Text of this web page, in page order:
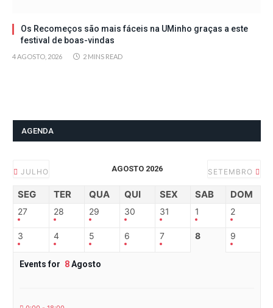
Os Recomeços são mais fáceis na UMinho graças a este
festival de boas-vindas
4 AGOSTO, 2026 2 MINS READ
AGENDA
JULHO AGOSTO 2026 SETEMBRO
SEG TER QUA QUI SEX SAB DOM
27 28 29 30 31 1 2
3 4 5 6 7 8 9
Events for 8Agosto